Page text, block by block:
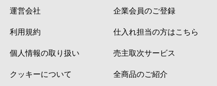
運営会社
利用規約
個人情報の取り扱い
クッキーについて
企業会員のご登録
仕入れ担当の方はこちら
売主取次サービス
全商品のご紹介